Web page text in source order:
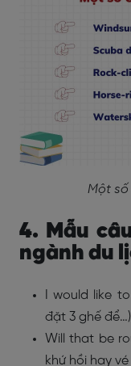
Một số
4. Mẫu
ngành du
I would like
đặt 3 ghế để…)
Will that be
khứ hồi hay